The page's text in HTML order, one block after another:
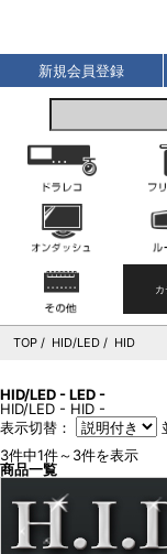
新規会員登録
オンダ
TOP HID/LED HID
HID/LED - LED -
HID/LED - HID -
表示切替：
3件中1件～3件を表示
商品一覧